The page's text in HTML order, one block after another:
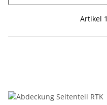
Artikel